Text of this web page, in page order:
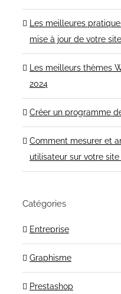
Les meilleures
mise à jour de votre
Les meilleurs thèmes
2024
Créer un programme
Comment mesurer et
utilisateur sur votre site
Catégories
Entreprise
Graphisme
Prestashop